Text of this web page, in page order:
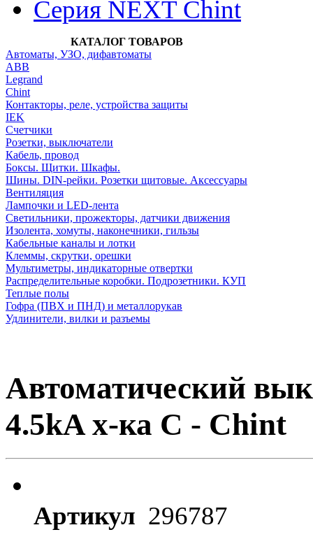
Серия NEXT Chint
КАТАЛОГ ТОВАРОВ
Автоматы, УЗО, дифавтоматы
АВВ
Legrand
Chint
Контакторы, реле, устройства защиты
IEK
Счетчики
Розетки, выключатели
Кабель, провод
Боксы. Щитки. Шкафы.
Шины. DIN-рейки. Розетки щитовые. Аксессуары
Вентиляция
Лампочки и LED-лента
Светильники, прожекторы, датчики движения
Изолента, хомуты, наконечники, гильзы
Кабельные каналы и лотки
Клеммы, скрутки, орешки
Мультиметры, индикаторные отвертки
Распределительные коробки. Подрозетники. КУП
Теплые полы
Гофра (ПВХ и ПНД) и металлорукав
Удлинители, вилки и разъемы
Автоматический
4.5kA х-ка C - Chint
Артикул 296787